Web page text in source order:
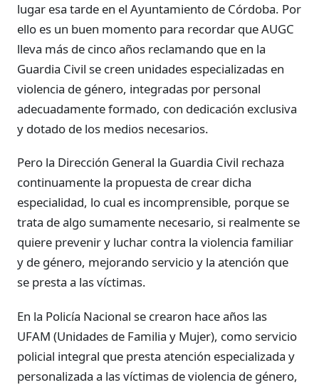
lugar esa tarde en el Ayuntamiento de Córdoba. Por
ello es un buen momento para recordar que AUGC
lleva más de cinco años reclamando que en la
Guardia Civil se creen unidades especializadas en
violencia de género, integradas por personal
adecuadamente formado, con dedicación exclusiva
y dotado de los medios necesarios.
Pero la Dirección General la Guardia Civil rechaza
continuamente la propuesta de crear dicha
especialidad, lo cual es incomprensible, porque se
trata de algo sumamente necesario, si realmente se
quiere prevenir y luchar contra la violencia familiar
y de género, mejorando servicio y la atención que
se presta a las víctimas.
En la Policía Nacional se crearon hace años las
UFAM (Unidades de Familia y Mujer), como servicio
policial integral que presta atención especializada y
personalizada a las víctimas de violencia de género,